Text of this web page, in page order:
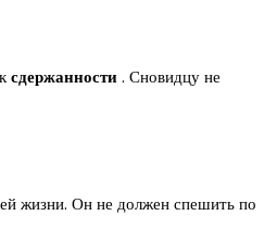
сдержанности. Сновидцу не
жизни. Он не должен спешить по